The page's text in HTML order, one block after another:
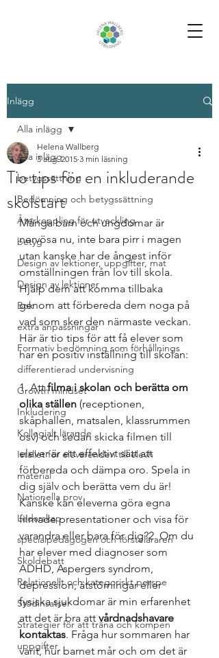
Inlägg
Alla inlägg
betygssättning
Bedömning och betygssättning
Återkoppling för utveckling
betyg
Design av lektioner, uppgifter, mat
Design av lektioner
Bok
extra anpassningar
Formativ bedömning som förhållnings
differentierad undervisning
Growth mindset
Inkludering
Kollegialt lärande
Istället för elevärenden till elevh
material
Nationella prov
Ledarskap
specialpedagogen och försteläraren
Skoldebatt
Relationellt och kategoriskt perspe
Stödinsatser
Strategier för att träna och kompen
uppgifter
Alla inlägg
Tio tips för en inkluderande
skolstart
Helena Wallberg
3 aug. 2015 3 min läsning
Många barn och ungdomar är
nervösa nu, inte bara pirr i magen
utan kanske har de ångest inför
omställningen från lov till skola.
Hjälp dem att komma tillbaka
genom att förbereda dem noga på
vad som sker den närmaste veckan.
Här är tio tips för att få elever som
har en positiv inställning till skolan:
1. Att filma i skolan och berätta om
olika ställen (receptionen,
skåphallen, matsalen, klassrummen
osv) och sedan skicka filmen till
elever är ett effektivt sätt att
förbereda och dämpa oro. Spela in
dig själv och berätta vem du är!
Kanske kan eleverna göra egna
filmade presentationer och visa för
varandra eller bara för dig?2. Om du
har elever med diagnoser som
ADHD, Aspergers syndrom,
depression, ätstörningar eller
fysiska sjukdomar är min erfarenhet
att det är bra att vårdnadshavare
kontaktas. Fråga hur sommaren har
varit, hur barnet mår och om det är